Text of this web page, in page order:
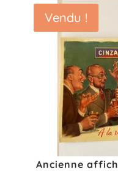
Ancienne
Vendu !